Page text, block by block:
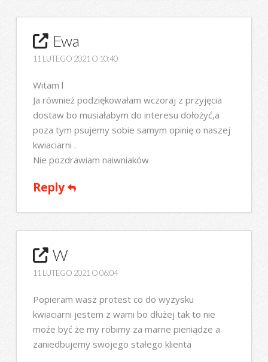
Ewa
11 LUTEGO 2021 O 10:40
Witam l
Ja również podziękowałam wczoraj z przyjęcia
dostaw bo musiałabym do interesu dołożyć,a
poza tym psujemy sobie samym opinię o naszej
kwiaciarni .
Nie pozdrawiam naiwniaków
Reply
W
11 LUTEGO 2021 O 06:04
Popieram wasz protest co do wyzysku
kwiaciarni jestem z wami bo dłużej tak to nie
może być że my robimy za marne pieniądze a
zaniedbujemy swojego stałego klienta